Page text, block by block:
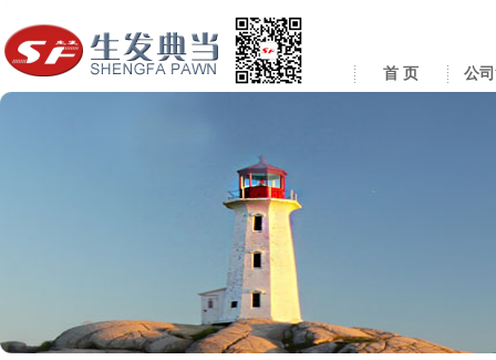
首 页 公